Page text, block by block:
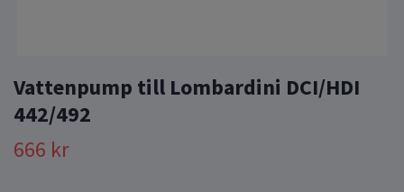
Vattenpump till Lombardini DCI/HDI
442/492
666 kr